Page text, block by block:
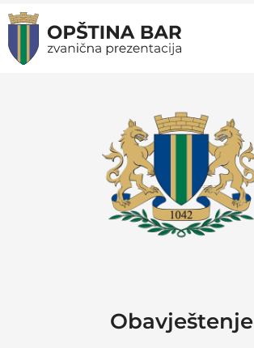
Obavještenje